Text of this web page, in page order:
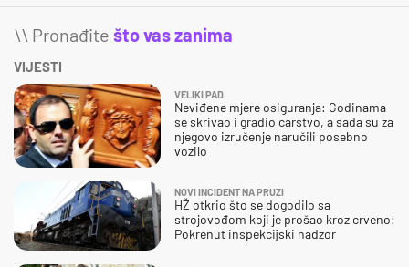
\\ Pronađite što vas zanima
VIJESTI
VELIKI PAD
Neviđene mjere osiguranja: Godinama
se skrivao i gradio carstvo, a sada su za
njegovo izručenje naručili posebno
vozilo
NOVI INCIDENT NA PRUZI
HŽ otkrio što se dogodilo sa
strojovođom koji je prošao kroz crveno:
Pokrenut inspekcijski nadzor